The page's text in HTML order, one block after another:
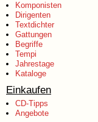
Komponisten
Dirigenten
Textdichter
Gattungen
Begriffe
Tempi
Jahrestage
Kataloge
Einkaufen
CD-Tipps
Angebote